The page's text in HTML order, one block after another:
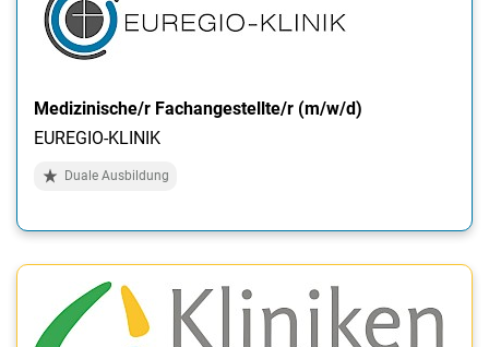
Medizinische/r Fachangestellte/r (m/w/d)
EUREGIO-KLINIK
Duale Ausbildung